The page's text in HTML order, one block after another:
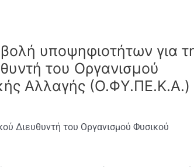
υποψηφιοτήτων για
του Οργανισμού
Αλλαγής (Ο.ΦΥ.ΠΕ.Κ.Α.)
Διευθυντή του Οργανισμού Φυσικού